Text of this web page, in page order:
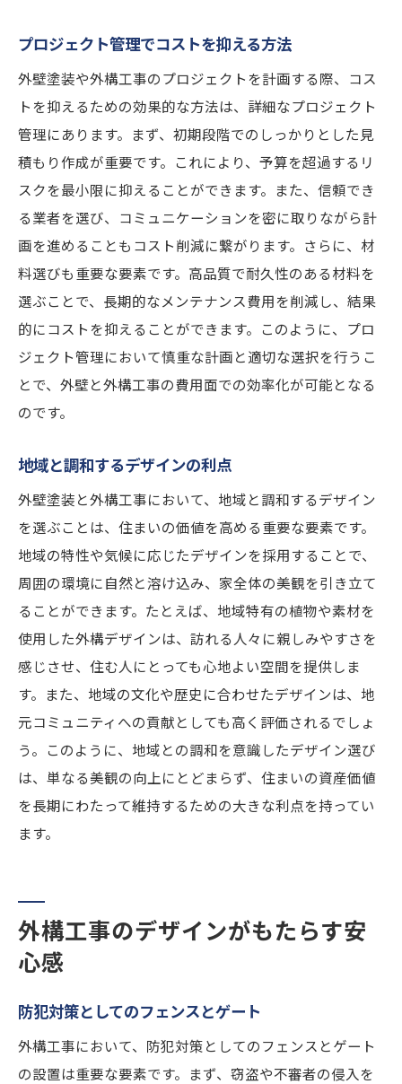
プロジェクト管理でコストを抑える方法
外壁塗装や外構工事のプロジェクトを計画する際、コス
トを抑えるための効果的な方法は、詳細なプロジェクト
管理にあります。まず、初期段階でのしっかりとした見
積もり作成が重要です。これにより、予算を超過するリ
スクを最小限に抑えることができます。また、信頼でき
る業者を選び、コミュニケーションを密に取りながら計
画を進めることもコスト削減に繋がります。さらに、材
料選びも重要な要素です。高品質で耐久性のある材料を
選ぶことで、長期的なメンテナンス費用を削減し、結果
的にコストを抑えることができます。このように、プロ
ジェクト管理において慎重な計画と適切な選択を行うこ
とで、外壁と外構工事の費用面での効率化が可能となる
のです。
地域と調和するデザインの利点
外壁塗装と外構工事において、地域と調和するデザイン
を選ぶことは、住まいの価値を高める重要な要素です。
地域の特性や気候に応じたデザインを採用することで、
周囲の環境に自然と溶け込み、家全体の美観を引き立て
ることができます。たとえば、地域特有の植物や素材を
使用した外構デザインは、訪れる人々に親しみやすさを
感じさせ、住む人にとっても心地よい空間を提供しま
す。また、地域の文化や歴史に合わせたデザインは、地
元コミュニティへの貢献としても高く評価されるでしょ
う。このように、地域との調和を意識したデザイン選び
は、単なる美観の向上にとどまらず、住まいの資産価値
を長期にわたって維持するための大きな利点を持ってい
ます。
外構工事のデザインがもたらす安
心感
防犯対策としてのフェンスとゲート
外構工事において、防犯対策としてのフェンスとゲート
の設置は重要な要素です。まず、窃盗や不審者の侵入を